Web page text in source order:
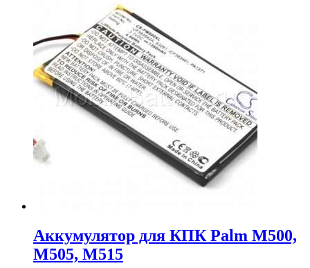
Аккумулятор для КПК Palm M500,
M505, M515